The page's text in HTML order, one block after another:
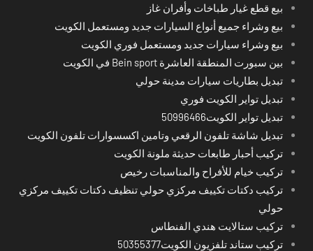
بيع قطع غيار طباخات وأفران غاز
بيع وشراء جميع أنواع السيارات جديد ومستعمل الكويت
بيع وشراء سيارات جديد ومستعمل فوري الكويت
بين سبورت المنطقة العاشرة Bein sport في الكويت
تبديل بطاريات سيارات مدينة حولي
تبديل تواير الكويت فوري
تبديل تواير الكويت50996466
تبديل شاشة تلفون الرقعي وتامين اكسسوارات تلفون الكويت
تركيب أحبار طابعات حديثة ملونة الكويت
تركيب خيام للأفراح والمناسبات رخيص
تركيب دكتات تكييف مركزي حولي تنظيف دكتات تكييف مركزي
حولي
تركيب ستالايت هندي الفنطاس
تركيب ستاند تلفزيون الكويت50355377